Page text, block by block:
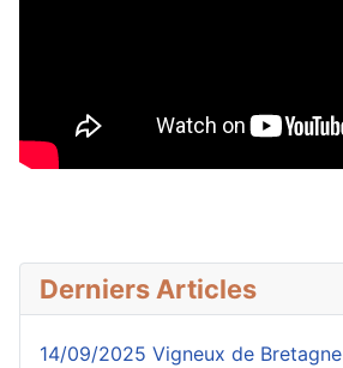
Derniers Articles
14/09/2025 Vigneux de Bretagne